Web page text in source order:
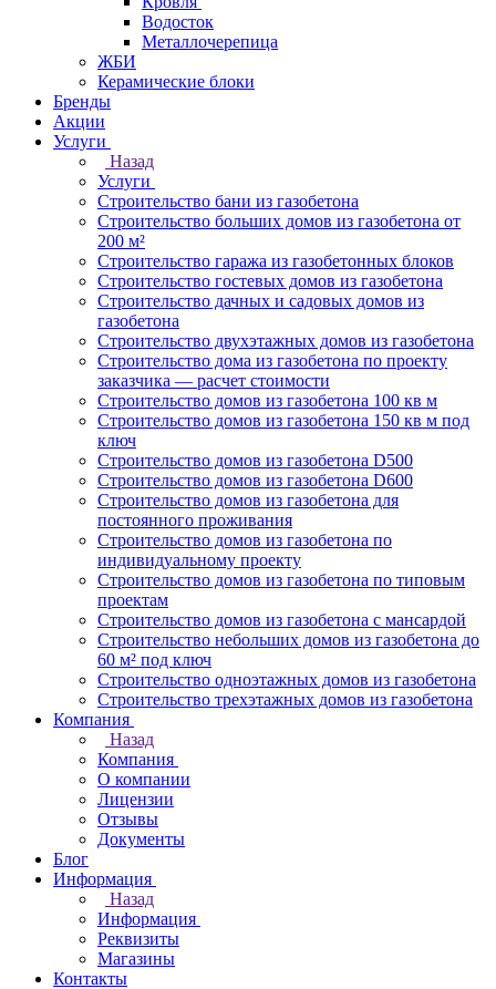
Водосток
Металлочерепица
ЖБИ
Керамические блоки
Бренды
Акции
Услуги
Назад
Услуги
Строительство бани из газобетона
Строительство больших домов из газобетона от
200 м²
Строительство гаража из газобетонных блоков
Строительство гостевых домов из газобетона
Строительство дачных и садовых домов из
газобетона
Строительство двухэтажных домов из газобетона
Строительство дома из газобетона по проекту
заказчика — расчет стоимости
Строительство домов из газобетона 100 кв м
Строительство домов из газобетона 150 кв м под
ключ
Строительство домов из газобетона D500
Строительство домов из газобетона D600
Строительство домов из газобетона для
постоянного проживания
Строительство домов из газобетона по
индивидуальному проекту
Строительство домов из газобетона по типовым
проектам
Строительство домов из газобетона с мансардой
Строительство небольших домов из газобетона до
60 м² под ключ
Строительство одноэтажных домов из газобетона
Строительство трехэтажных домов из газобетона
Компания
Назад
Компания
О компании
Лицензии
Отзывы
Документы
Блог
Информация
Назад
Информация
Реквизиты
Магазины
Контакты